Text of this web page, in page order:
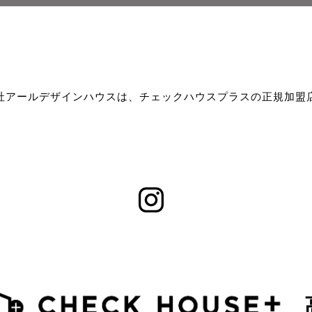
アールデザインハウスは、チェックハウスプラスの正規加盟